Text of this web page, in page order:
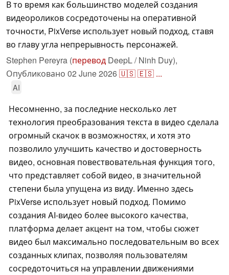
В то время как большинство моделей создания
видеороликов сосредоточены на оперативной
точности, PixVerse использует новый подход, ставя
во главу угла непрерывность персонажей.
Stephen Pereyra (перевод DeepL / Ninh Duy),
Опубликовано 02 June 2026🇺🇸🇪🇸 ...
AI
Несомненно, за последние несколько лет
технология преобразования текста в видео сделала
огромный скачок в возможностях, и хотя это
позволило улучшить качество и достоверность
видео, основная повествовательная функция того,
что представляет собой видео, в значительной
степени была упущена из виду. Именно здесь
PixVerse использует новый подход. Помимо
создания AI-видео более высокого качества,
платформа делает акцент на том, чтобы сюжет
видео был максимально последовательным во всех
созданных клипах, позволяя пользователям
сосредоточиться на управлении движениями